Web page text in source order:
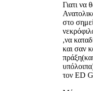
Γιατι να
στο
,να
και σαν
τον ED